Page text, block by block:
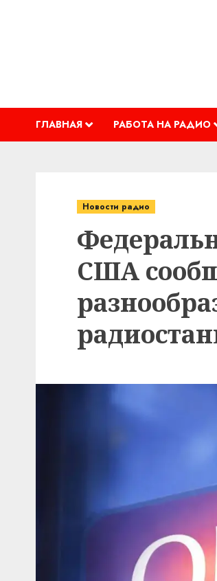
ГЛАВНАЯ РАБОТА НА РАДИО
Новости радио
США